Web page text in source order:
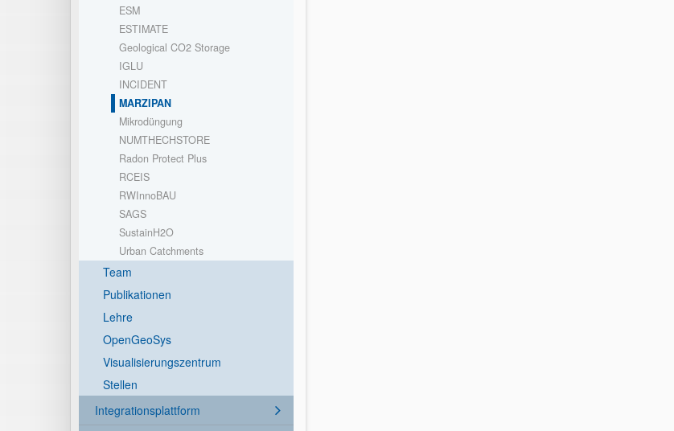
ESM
ESTIMATE
Geological CO2 Storage
IGLU
INCIDENT
MARZIPAN
Mikrodüngung
NUMTHECHSTORE
Radon Protect Plus
RCEIS
RWInnoBAU
SAGS
SustainH2O
Urban Catchments
Team
Publikationen
Lehre
OpenGeoSys
Visualisierungszentrum
Stellen
Integrationsplattform